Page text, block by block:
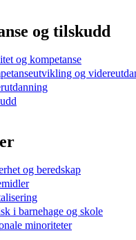
og tilskudd
og kompetanse
og
og beredskap
i barnehage og skole
minoriteter